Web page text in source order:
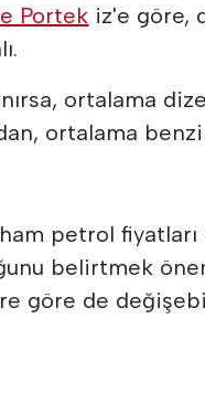
Portek iz'e göre,
ortalama
ortalama
petrol
belirtmek
göre de